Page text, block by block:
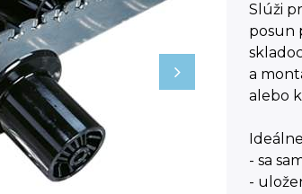
Slúži
posun
a
alebo
- sa
-